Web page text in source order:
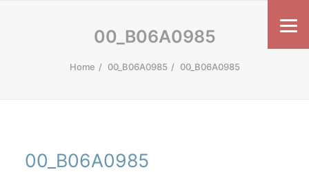
00_B06A0985
Home 00_B06A0985 00_B06A0985
00_B06A0985